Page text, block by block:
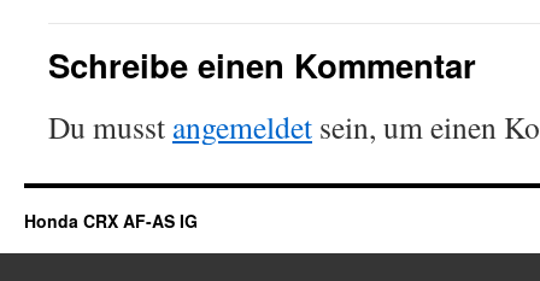
Schreibe einen Kommentar
Du musst angemeldet sein, um einen
Honda CRX AF-AS IG